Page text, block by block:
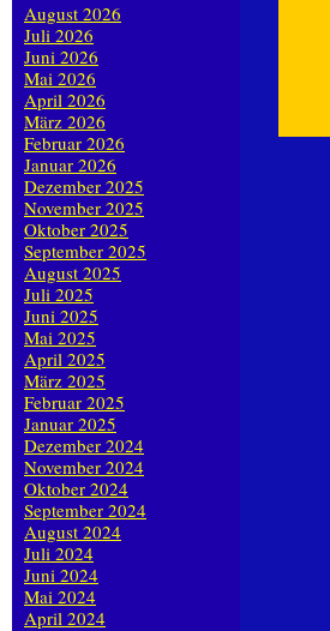
August 2026
Juli 2026
Juni 2026
Mai 2026
April 2026
März 2026
Februar 2026
Januar 2026
Dezember 2025
November 2025
Oktober 2025
September 2025
August 2025
Juli 2025
Juni 2025
Mai 2025
April 2025
März 2025
Februar 2025
Januar 2025
Dezember 2024
November 2024
Oktober 2024
September 2024
August 2024
Juli 2024
Juni 2024
Mai 2024
April 2024